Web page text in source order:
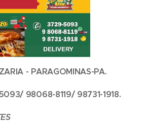
- PARAGOMINAS-PA.
98068-8119/ 98731-1918.